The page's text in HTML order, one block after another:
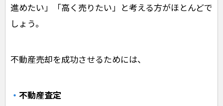
進めたい」「高く売りたい」と考える方がほとんどで
しょう。
不動産売却を成功させるためには、
不動産査定